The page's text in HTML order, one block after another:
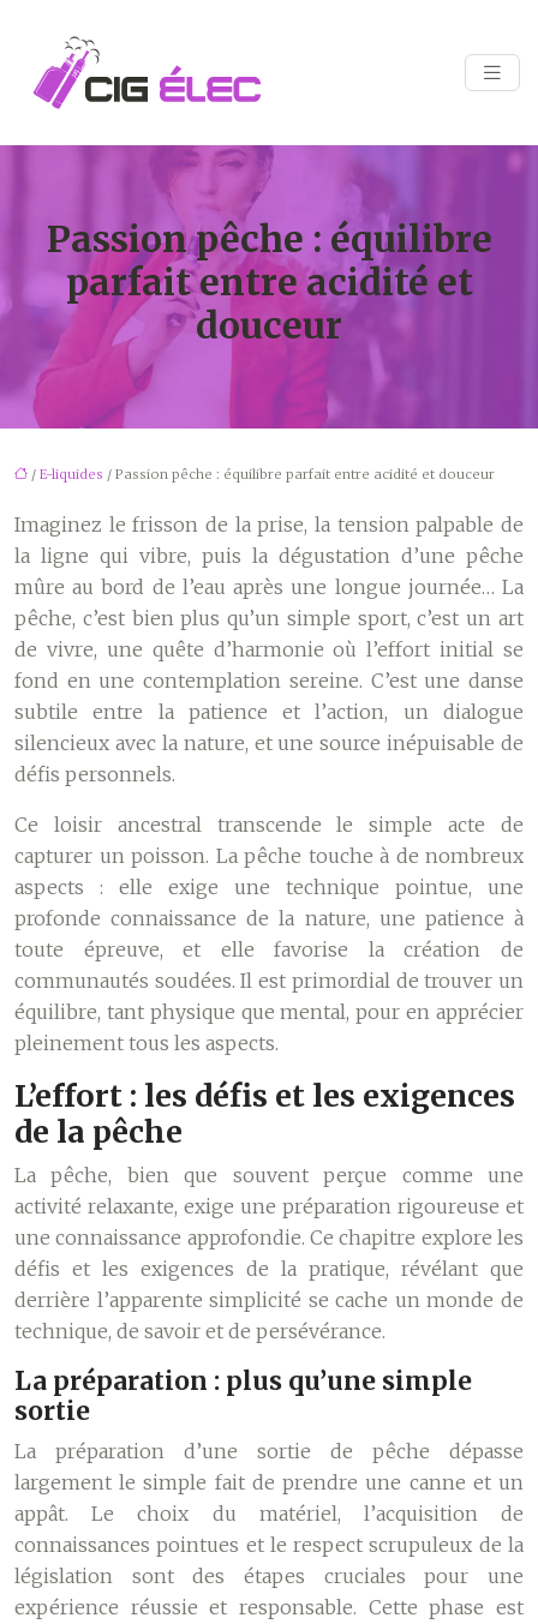
Passion pêche : équilibre
parfait entre acidité et
douceur
/ E-liquides / Passion pêche : équilibre parfait entre acidité et douceur
Imaginez le frisson de la prise, la tension palpable de
la ligne qui vibre, puis la dégustation d’une pêche
mûre au bord de l’eau après une longue journée… La
pêche, c’est bien plus qu’un simple sport, c’est un art
de vivre, une quête d’harmonie où l’effort initial se
fond en une contemplation sereine. C’est une danse
subtile entre la patience et l’action, un dialogue
silencieux avec la nature, et une source inépuisable de
défis personnels.
Ce loisir ancestral transcende le simple acte de
capturer un poisson. La pêche touche à de nombreux
aspects : elle exige une technique pointue, une
profonde connaissance de la nature, une patience à
toute épreuve, et elle favorise la création de
communautés soudées. Il est primordial de trouver un
équilibre, tant physique que mental, pour en apprécier
pleinement tous les aspects.
L’effort : les défis et les exigences
de la pêche
La pêche, bien que souvent perçue comme une
activité relaxante, exige une préparation rigoureuse et
une connaissance approfondie. Ce chapitre explore les
défis et les exigences de la pratique, révélant que
derrière l’apparente simplicité se cache un monde de
technique, de savoir et de persévérance.
La préparation : plus qu’une simple
sortie
La préparation d’une sortie de pêche dépasse
largement le simple fait de prendre une canne et un
appât. Le choix du matériel, l’acquisition de
connaissances pointues et le respect scrupuleux de la
législation sont des étapes cruciales pour une
expérience réussie et responsable. Cette phase est